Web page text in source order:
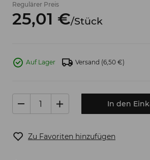
Regulärer Preis
25,01 €/Stück
Auf Lager Versand (6,50 €)
In den
Zu Favoriten hinzufügen